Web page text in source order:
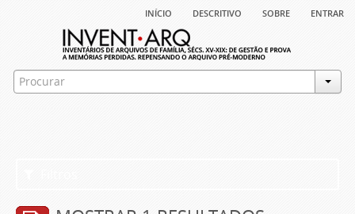
início descritivo sobre entrar